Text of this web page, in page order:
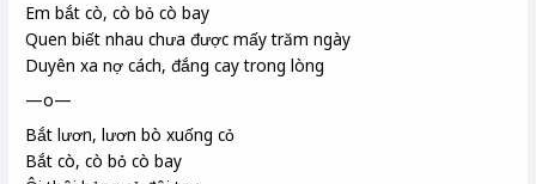
Em bắt cò, cò bỏ cò bay
Quen biết nhau chưa được mấy trăm ngày
Duyên xa nợ cách, đắng cay trong lòng
—o—
Bắt lươn, lươn bò xuống cỏ
Bắt cò, cò bỏ cò bay